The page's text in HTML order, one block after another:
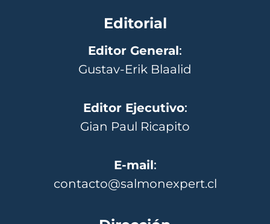
Editorial
Editor General:
Gustav-Erik Blaalid
Editor Ejecutivo:
Gian Paul Ricapito
E-mail:
contacto@salmonexpert.cl